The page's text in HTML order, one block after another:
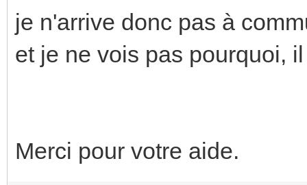
je n'arrive donc pas à
et je ne vois pas pourquoi,
Merci pour votre aide.